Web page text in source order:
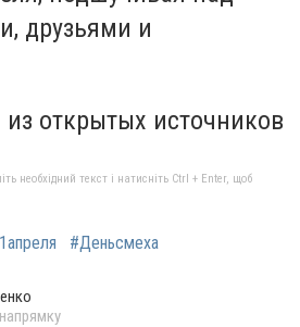
друзьями и
открытых источников
необхідний текст і натисніть Ctrl + Enter, щоб
#Деньсмеха